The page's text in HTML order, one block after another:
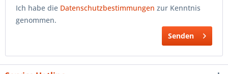
Ich habe die Datenschutzbestimmungen zur Kenntnis
genommen.
Senden